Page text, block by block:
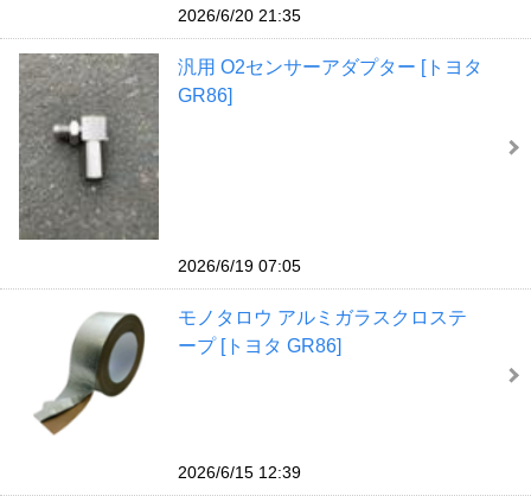
2026/6/20 21:35
汎用 O2センサーアダプター [トヨタ
GR86]
2026/6/19 07:05
モノタロウ アルミガラスクロステ
ープ [トヨタ GR86]
2026/6/15 12:39